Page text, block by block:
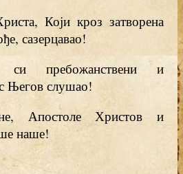
Који кроз затворена
сазерцавао!
пребожанствени и
Његов слушао!
Апостоле Христов и
наше!